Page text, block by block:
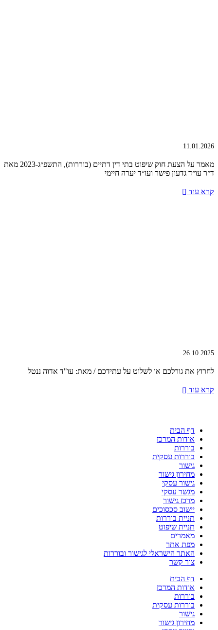
11.01.2026
מאמר על הצעת חוק שיפוט בתי דין דתיים (בוררות), התשפ״ג-2023 מאת
ד״ר עו״ד גדעון פישר ועו״ד יערה חיימי
קרא עוד
26.10.2025
לחרוץ את גורלכם או לשלוט על עתידכם / מאת: עו"ד אדוה ננטל
קרא עוד
דף הבית
אודות המרכז
בוררות
בוררות עסקית
גישור
מחירון גישור
גישור עסקי
מגשר עסקי
מרכז גישור
יישוב סכסוכים
תניית בוררות
תניית שיפוט
מאמרים
מפת אתר
האתר הישראלי לגישור ובוררות
צור קשר
דף הבית
אודות המרכז
בוררות
בוררות עסקית
גישור
מחירון גישור